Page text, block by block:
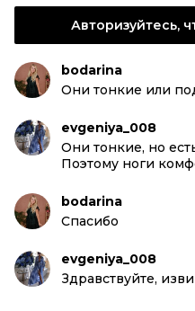
Авторизуйтесь,
bodarina
Они тонкие или
evgeniya_008
Они тонкие, но
Поэтому ноги
bodarina
Спасибо
evgeniya_008
Здравствуйте,